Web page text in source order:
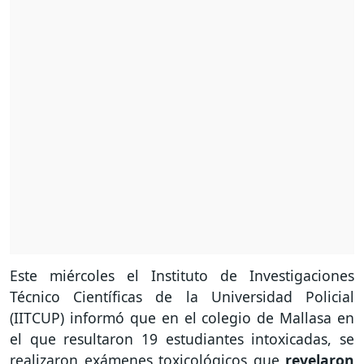
Este miércoles el Instituto de Investigaciones
Técnico Científicas de la Universidad Policial
(IITCUP) informó que en el colegio de Mallasa en
el que resultaron 19 estudiantes intoxicadas, se